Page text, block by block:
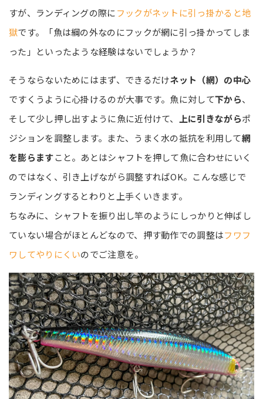
すが、ランディングの際にフックがネットに引っ掛かると地
獄です。「魚は綱の外なのにフックが網に引っ掛かってしま
った」といったような経験はないでしょうか？
そうならないためにはまず、できるだけネット（網）の中心
ですくうように心掛けるのが大事です。魚に対して下から、
そして少し押し出すように魚に近付けて、
上に引きながらポ
ジションを調整します。また、うまく水の抵抗を利用して網
を膨らますこと。あとはシャフトを押して魚に合わせにいく
のではなく、引き上げながら調整すればOK。こんな感じで
ランディングするとわりと上手くいきます。
ちなみに、シャフトを振り出し竿のようにしっかりと伸ばし
ていない場合がほとんどなので、押す動作での調整はフワフ
ワしてやりにくいのでご注意を。